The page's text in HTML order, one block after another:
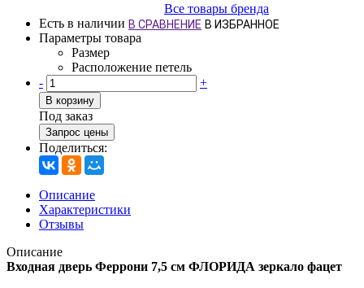
Все товары бренда
Есть в наличии В СРАВНЕНИЕ В ИЗБРАННОЕ
Параметры товара
Размер
Расположение петель
-
+
В корзину
Под заказ
Запрос цены
Поделиться:
Описание
Характеристики
Отзывы
Описание
Входная дверь Феррони 7,5 см ФЛОРИДА зеркало фацет